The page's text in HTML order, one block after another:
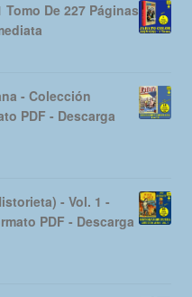
Tomo De 227 Páginas
- Colección
PDF - Descarga
- Vol. 1 -
PDF - Descarga